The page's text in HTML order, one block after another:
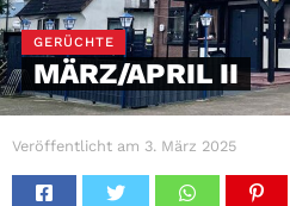
GERÜCHTE
MÄRZ/APRIL II
Veröffentlicht am 3. März 2025